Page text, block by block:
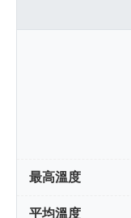
最高溫度
平均溫度